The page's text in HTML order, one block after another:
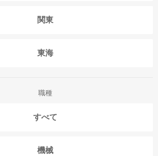
関東
東海
職種
すべて
機械